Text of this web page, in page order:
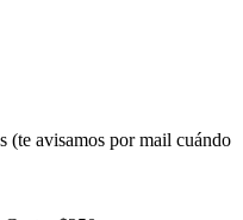
(te avisamos por mail cuándo